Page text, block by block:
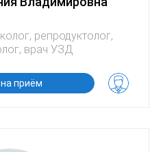
репродуктолог,
врач УЗД
приём